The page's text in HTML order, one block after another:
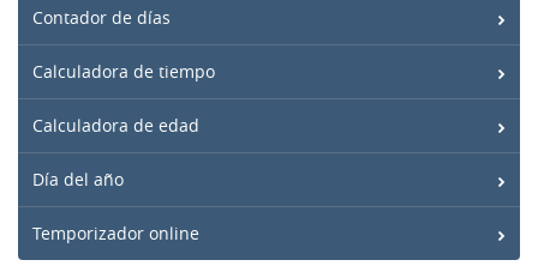
Contador de días
Calculadora de tiempo
Calculadora de edad
Día del año
Temporizador online